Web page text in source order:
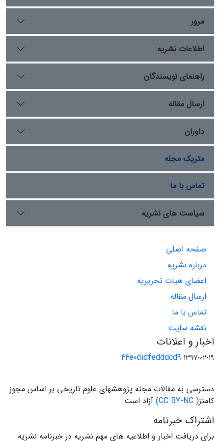
افزایش نظارت‎‌ و بازرسی‌ بهداشتی، صدور کارت‌های بهداشتی
و آموزش بهداشت در بهبود و ارتقای سلامت گوشت گام‌های
مؤثری بردارد
مرور
اطلاعات نشریه
راهنمای نویسندگان
ارسال مقاله
داوران
متریک مجله
تماس با ما
سیاست های نشریه
صفحه اصلی
درباره نشریه
اعضای هیات تحریریه
ارسال مقاله
تماس با ما
نقشه سایت
اخبار و اعلانات
44e0d1dfedddcd9 1397-02-19
دسترسی به مقالات مجله پژوهشهای علوم تاریخی بر اساس مجوز
کامنز( CC BY-NC) آزاد است.
اشتراک خبرنامه
برای دریافت اخبار و اطلاعیه های مهم نشریه در خبرنامه نشریه